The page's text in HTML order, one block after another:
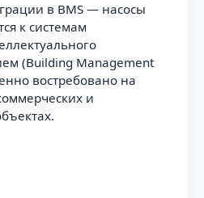
в BMS — насосы
к системам
(Building Management
востребовано на
и